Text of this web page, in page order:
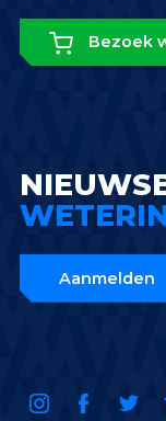
Bezoek
Aanmelden